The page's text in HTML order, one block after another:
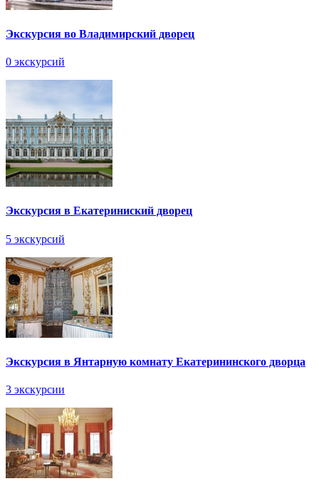
Экскурсия во Владимирский дворец
0 экскурсий
Экскурсия в Екатериниский дворец
5 экскурсий
Экскурсия в Янтарную комнату Екатерининского дворца
3 экскурсии